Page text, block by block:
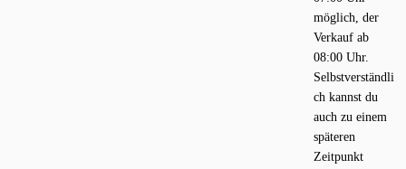
möglich, der
Verkauf ab
08:00 Uhr.
Selbstverständli
ch kannst du
auch zu einem
späteren
Zeitpunkt